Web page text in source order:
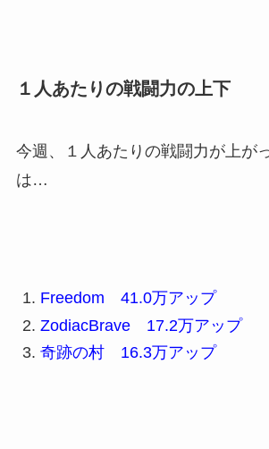
１人あたりの戦闘力の上下
今週、１人あたりの戦闘力が上が
は…
Freedom 41.0万アップ
ZodiacBrave17.2万アップ
奇跡の村 16.3万アップ